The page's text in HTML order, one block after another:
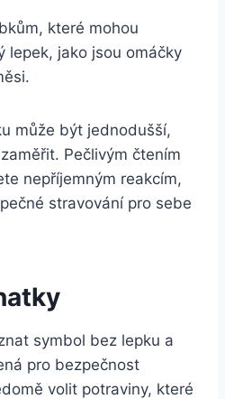
které mohou
lepek, jako jsou omáčky
může být jednodušší,
Pečlivým čtením
nepříjemným reakcím,
stravování pro sebe
symbol bez lepku a
pro bezpečnost
volit potraviny, které